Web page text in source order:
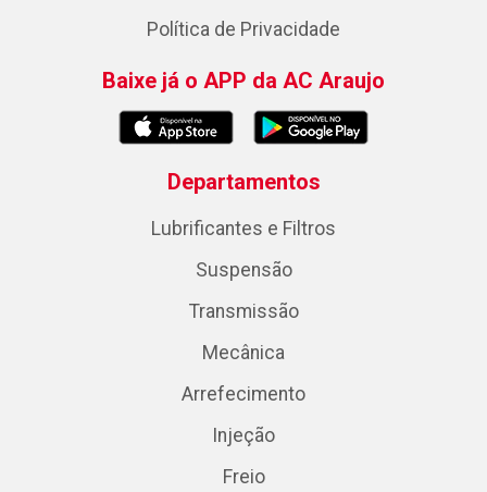
Política de Privacidade
Baixe já o APP da AC Araujo
Departamentos
Lubrificantes e Filtros
Suspensão
Transmissão
Mecânica
Arrefecimento
Injeção
Freio